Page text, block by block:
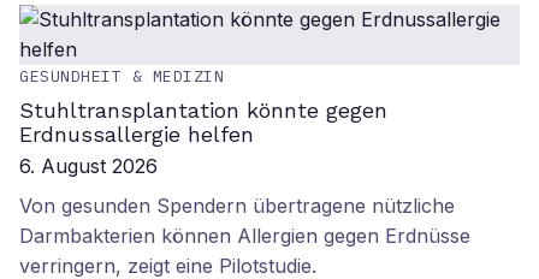
GESUNDHEIT & MEDIZIN
Stuhltransplantation könnte gegen
Erdnussallergie helfen
6. August 2026
Von gesunden Spendern übertragene nützliche
Darmbakterien können Allergien gegen Erdnüsse
verringern, zeigt eine Pilotstudie.